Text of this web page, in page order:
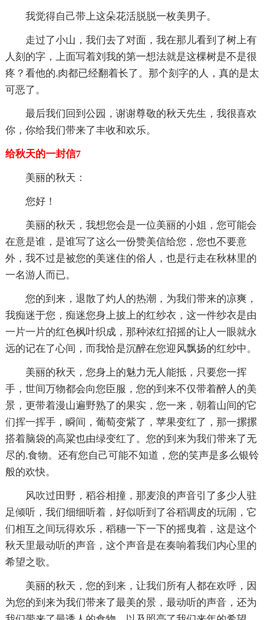
我觉得自己带上这朵花活脱脱一枚美男子。
走过了小山，我们去了对面，我在那儿看到了树上有
人刻的字，上面写着刘我的第一想法就是这棵树是不是很
疼？看他的.肉都已经翻着长了。那个刻字的人，真的是太
可恶了。
最后我们回到公园，谢谢尊敬的秋天先生，我很喜欢
你，你给我们带来了丰收和欢乐。
给秋天的一封信7
美丽的秋天：
您好！
美丽的秋天，我想您会是一位美丽的小姐，您可能会
在意是谁，是谁写了这么一份赞美信给您，您也不要意
外，我不过是被您的美迷住的俗人，也是行走在秋林里的
一名游人而已。
您的到来，退散了灼人的热潮，为我们带来的凉爽，
我痴迷于您，痴迷您身上披上的红纱衣，这一件纱衣是由
一片一片的红色枫叶织成，那种浓红招摇的让人一眼就永
远的记在了心间，而我恰是沉醉在您迎风飘扬的红纱中。
美丽的秋天，您身上的魅力无人能抵，只要您一挥
手，世间万物都会向您臣服，您的到来不仅带着醉人的美
景，更带着漫山遍野熟了的果实，您一来，朝着山间的它
们挥一挥手，瞬间，葡萄变紫了，苹果变红了，那一摞摞
搭着脑袋的高粱也由绿变红了。您的到来为我们带来了无
尽的.食物。还有您自己可能不知道，您的笑声是多么银铃
般的欢快。
风吹过田野，稻谷相撞，那麦浪的声音引了多少人驻
足倾听，我们细细听着，好似听到了谷稻调皮的玩闹，它
们相互之间玩得欢乐，稻穗一下一下的摇曳着，这是这个
秋天里最动听的声音，这个声音是在奏响着我们内心里的
希望之歌。
美丽的秋天，您的到来，让我们所有人都在欢呼，因
为您的到来为我们带来了最美的景，最动听的声音，还为